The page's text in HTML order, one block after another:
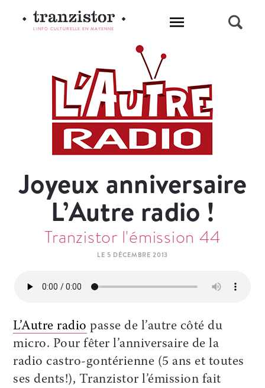
L'INFO CULTURELLE EN MAYENNE
Joyeux anniversaire
L’Autre radio !
Tranzistor l'émission 44
LE 5 DÉCEMBRE 2013
L’Autre radio passe de l’autre côté du
micro. Pour fêter l’anniversaire de la
radio castro-gontérienne (5 ans et toutes
ses dents!), Tranzistor l’émission fait